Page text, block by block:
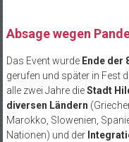
Absage wegen
Das Event wurde Ende der
gerufen und später in Fest
alle zwei Jahre dieStadt
diversen Ländern
Marokko, Slowenien,
Nationen) und der